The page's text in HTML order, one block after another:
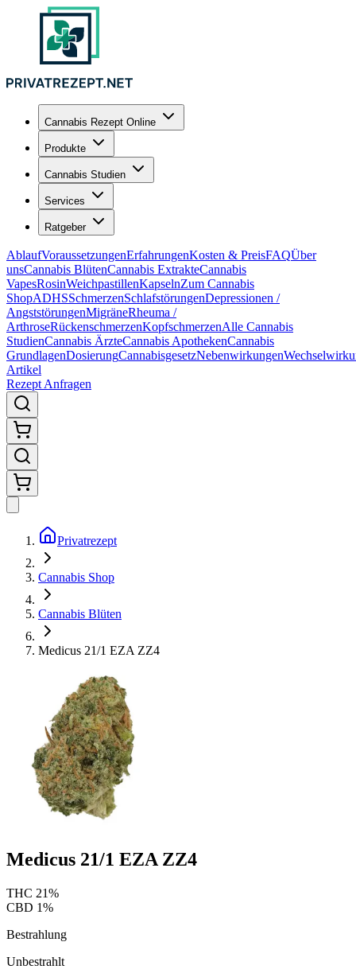
Cannabis Rezept Online
Produkte
Cannabis Studien
Services
Ratgeber
AblaufVoraussetzungenErfahrungenKosten & PreisFAQÜber
unsCannabis BlütenCannabis ExtrakteCannabis
VapesRosinWeichpastillenKapselnZum Cannabis
ShopADHSSchmerzenSchlafstörungenDepressionen /
AngststörungenMigräneRheuma /
ArthroseRückenschmerzenKopfschmerzenAlle Cannabis
StudienCannabis ÄrzteCannabis ApothekenCannabis
GrundlagenDosierungCannabisgesetzNebenwirkungen
Artikel
Rezept Anfragen
Privatrezept
Cannabis Shop
Cannabis Blüten
Medicus 21/1 EZA ZZ4
Medicus 21/1 EZA ZZ4
THC 21%
CBD 1%
Bestrahlung
Unbestrahlt